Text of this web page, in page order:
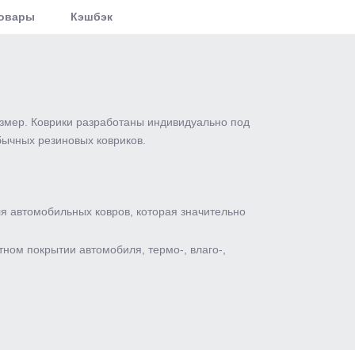
Кэшбэк
Коврики разработаны индивидуально под
резиновых ковриков.
ковров, которая значительно
покрытии автомобиля, термо-, влаго-,